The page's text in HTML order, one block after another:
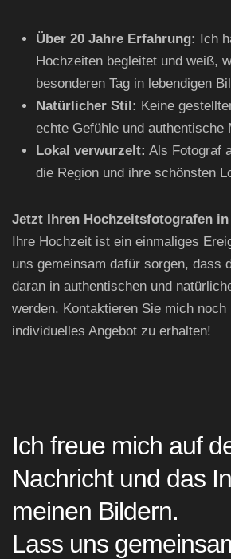
Über 20 Jahre Erfahrung: Ich
Hochzeiten begleitet und weiß,
besonderen Tag in lebendigen
Natürlicher Stil: Keine
echte Gefühle und authentische
Lokal verwurzelt: Als Fotograf
die Region und ihre schönsten
Jetzt Ihren Hochzeitsfotografen
Ihre Hochzeit ist ein einmaliges
uns gemeinsam dafür sorgen, dass
daran in authentischen und
werden. Kontaktieren Sie mich noch
individuelles Angebot zu erhalten!
Ich freue mich auf
Nachricht und das
meinen Bildern.
Lass uns